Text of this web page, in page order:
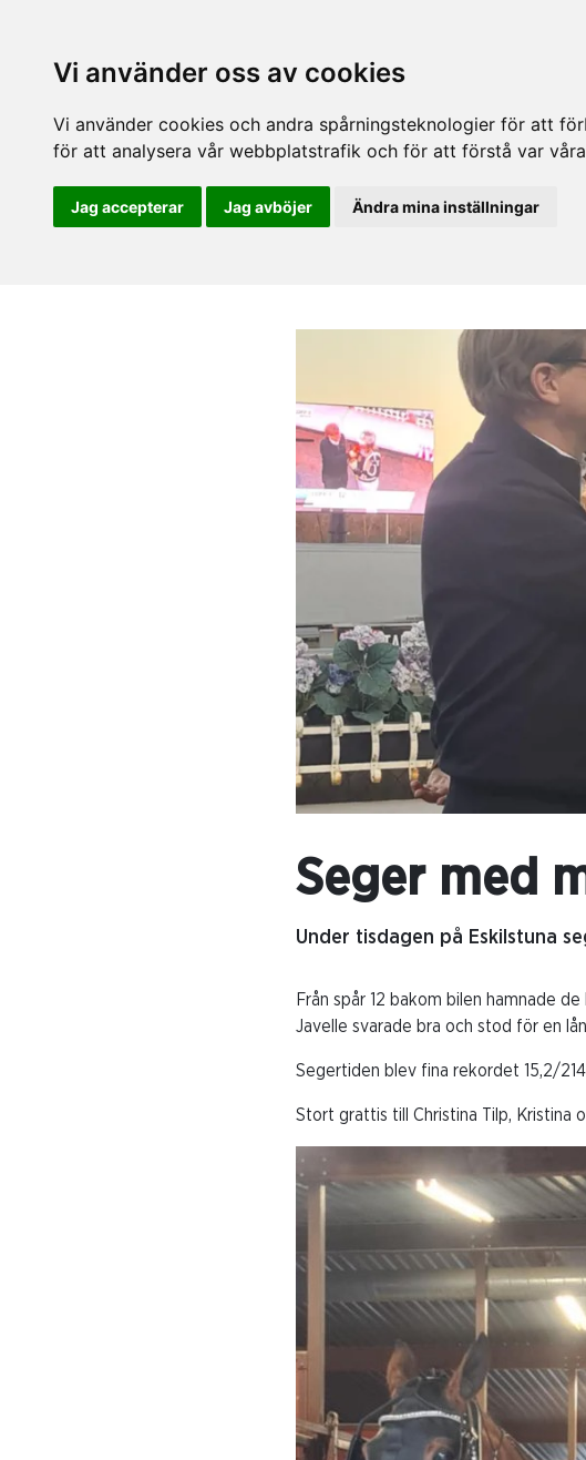
Vi använder oss av cookies
Vi använder cookies och andra spårningsteknologier för att
för att analysera vår webbplatstrafik och för att förstå var
Jag accepterar Jag avböjer Ändra mina inställningar
Seger med
Under tisdagen på Eskilstuna
Från spår 12 bakom bilen hamnade
Javelle svarade bra och stod för en
Segertiden blev fina rekordet 15,2/
Stort grattis till Christina Tilp, Kristina